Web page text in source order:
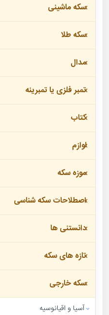
سکه ماشینی
سکه طلا
مدال
تمبر فلزی یا تمبرینه
کتاب
لوازم
موزه سکه
اصطلاحات سکه شناسی
دانستنی ها
تازه های سکه
سکه خارجی
آسیا و اقیانوسیه